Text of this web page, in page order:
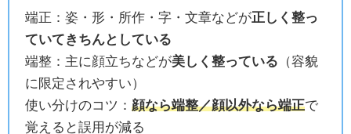
端正：姿・形・所作・字・文章などが正しく整っ
ていてきちんとしている
端整：主に顔立ちなどが美しく整っている （容貌
に限定されやすい）
使い分けのコツ： 顔なら端整／顔以外なら端正で
覚えると誤用が減る